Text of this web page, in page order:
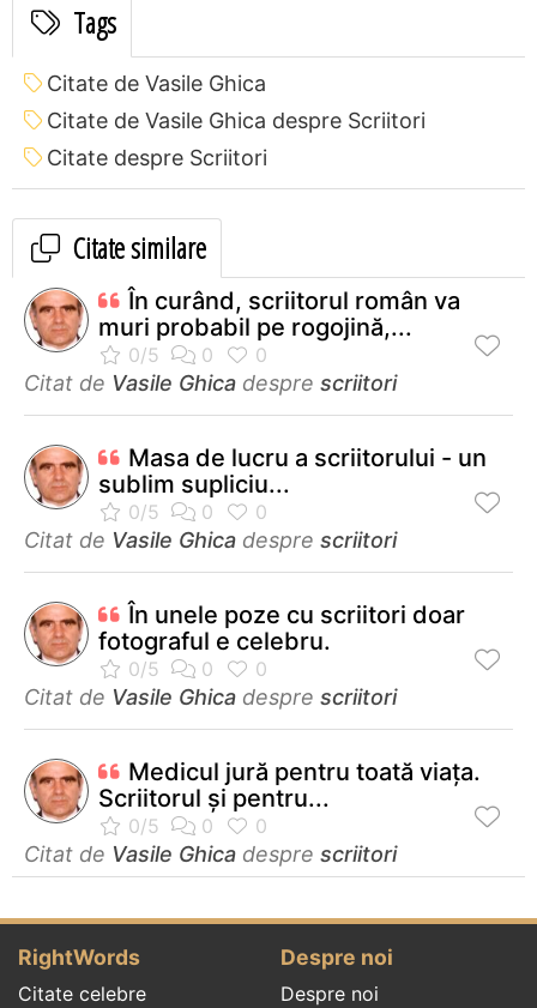
Tags
Citate de Vasile Ghica
Citate de Vasile Ghica despre Scriitori
Citate despre Scriitori
Citate similare
În curând, scriitorul român va
muri probabil pe rogojină,...
Citat de Vasile Ghica despre scriitori
Masa de lucru a scriitorului - un
sublim supliciu...
Citat de Vasile Ghica despre scriitori
În unele poze cu scriitori doar
fotograful e celebru.
Citat de Vasile Ghica despre scriitori
Medicul jură pentru toată viaţa.
Scriitorul şi pentru...
Citat de Vasile Ghica despre scriitori
RightWords
Citate celebre
Despre noi
Despre noi